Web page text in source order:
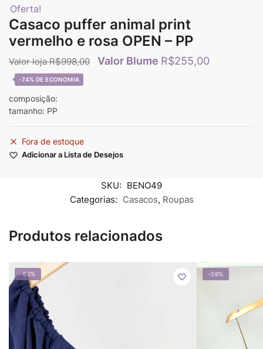
Oferta!
Casaco puffer animal print
vermelho e rosa OPEN – PP
R$998,00 R$255,00
-74%
composição:
tamanho: PP
Fora de estoque
Adicionar a Lista de Desejos
SKU: BENO49
Categorias: Casacos, Roupas
Produtos relacionados
-62% -58%